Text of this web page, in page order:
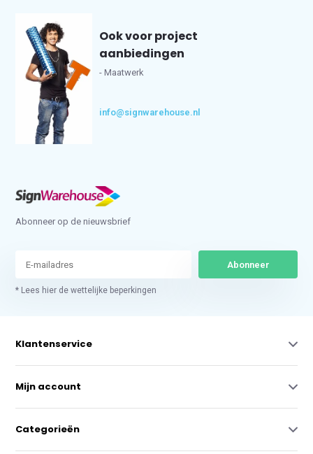
Ook voor project
aanbiedingen
- Maatwerk
info@signwarehouse.nl
Abonneer op de nieuwsbrief
Abonneer
* Lees hier de wettelijke beperkingen
Klantenservice
Mijn account
Categorieën